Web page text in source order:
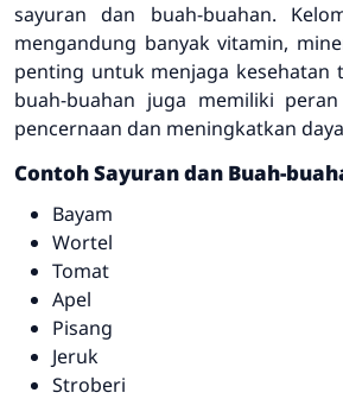
sayuran dan buah-buahan.
mengandung banyak vitamin,
penting untuk menjaga kesehatan
buah-buahan juga memiliki
pencernaan dan meningkatkan
Contoh Sayuran dan Buah-
Bayam
Wortel
Tomat
Apel
Pisang
Jeruk
Stroberi